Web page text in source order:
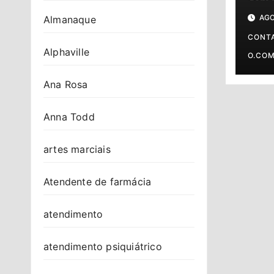
Almanaque
Alphaville
Ana Rosa
Anna Todd
artes marciais
Atendente de farmácia
atendimento
atendimento psiquiátrico
do
O.COM